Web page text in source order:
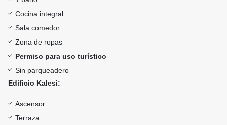
Cocina integral
Sala comedor
Zona de ropas
Permiso para uso turístico
Sin parqueadero
Edificio Kalesi:
Ascensor
Terraza